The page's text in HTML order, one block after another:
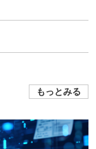
もっとみる